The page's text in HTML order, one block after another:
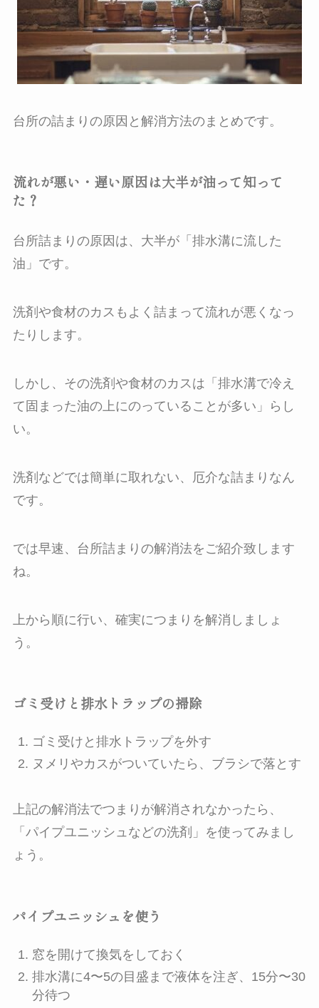
台所の詰まりの原因と解消方法のまとめです。
流れが悪い・遅い原因は大半が油って知って
た？
台所詰まりの原因は、大半が「排水溝に流した
油」です。
洗剤や食材のカスもよく詰まって流れが悪くなっ
たりします。
しかし、その洗剤や食材のカスは「排水溝で冷え
て固まった油の上にのっていることが多い」らし
い。
洗剤などでは簡単に取れない、厄介な詰まりなん
です。
では早速、台所詰まりの解消法をご紹介致します
ね。
上から順に行い、確実につまりを解消しましょ
う。
ゴミ受けと排水トラップの掃除
ゴミ受けと排水トラップを外す
ヌメリやカスがついていたら、ブラシで落とす
上記の解消法でつまりが解消されなかったら、
「パイプユニッシュなどの洗剤」を使ってみまし
ょう。
パイプユニッシュを使う
窓を開けて換気をしておく
排水溝に4〜5の目盛まで液体を注ぎ、15分〜30
分待つ